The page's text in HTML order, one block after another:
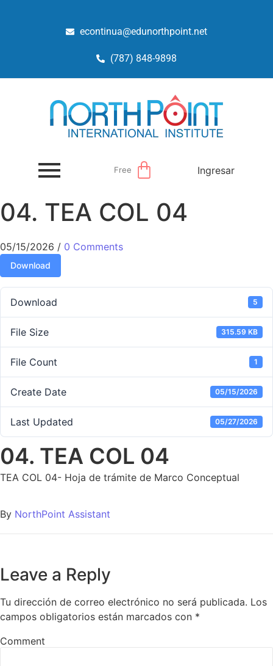
econtinua@edunorthpoint.net
(787) 848-9898
Free Ingresar
04. TEA COL 04
05/15/2026 / 0 Comments
Download
Download 5
File Size 315.59 KB
File Count 1
Create Date 05/15/2026
Last Updated 05/27/2026
04. TEA COL 04
TEA COL 04- Hoja de trámite de Marco Conceptual
By NorthPoint Assistant
Leave a Reply
Tu dirección de correo electrónico no será publicada. Los
campos obligatorios están marcados con *
Comment